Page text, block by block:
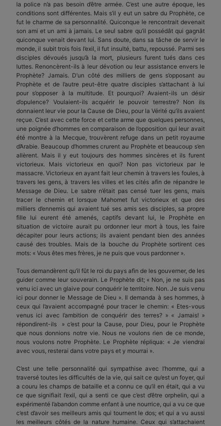
la police n’a pas besoin d’être armée. C’est une autre époque, les
conditions sont différentes. Mais s’il y eut un sabre du Prophète, ce
fut le charme de sa personnalité. Quiconque le rencontrait devenait
son ami et un ami à jamais. Le seul sabre qu’il possédât qui gagnât
quiconque venait devant lui. Sans doute, dans sa tâche de servir le
monde, il subit trois fois l’exil, il fut insulté, battu, repoussé. Parmi ses
disciples dévoués jusqu’à la mort, plusieurs furent tués dans ces
luttes. Renoncèrent-ils à leur dévotion ou leur assistance envers le
Prophète? Jamais. D’un côté des milliers de gens s’opposant au
Prophète et de l’autre peut-être quatre disciples s’attachant à lui
pour s’opposer à la multitude. Et pourquoi? Avaient-ils un désir
d’opulence? Voulaient-ils acquérir le pouvoir terrestre? Non ils
donnaient leur vie pour la Cause de Dieu, pour la Vérité qu’ils avaient
reçue. C’est avec cette force et cette arme que quelques personnes,
une poignée d’hommes en comparaison de l’opposition qui leur avait
été montre à la Mecque, trouvèrent refuge dans un petit royaume
d’Arabie. Beaucoup d’hommes crurent au Prophète et beaucoup s’en
allèrent. Mais il y eut toujours des hommes sincères et ils furent
victorieux. Mais victorieux en quoi? Non pas victorieux par le
massacre. Victorieux en ayant fait leur chemin à travers les foules, à
travers les gens, à travers les villes et les cités afin de répandre le
Message de Dieu. Le sabre n’était pas censé tuer les gens, mais
tracer le chemin et lorsque Mahomet fut victorieux et que des
milliers d’ennemis qui avaient tué ses amis ses disciples, sa propre
fille lui eurent été amenés, captifs devant lui, le Prophète en
situation de victoire aurait pu ordonner leur mort à tous, les faire
décapiter pour leurs actions; ils avaient pendant bien des années
causé des troubles. Mais de la bouche du Prophète sortirent ces
mots: « Vous êtes mes frères, je ne puis que vous pardonner ».
Tous demandèrent qu’il fût le roi du pays afin de les gouverner, de les
guider comme leur souverain. Le Prophète dit; « Non, je ne suis pas
venu ici avec un glaive pour conquérir le territoire. Non. Je suis venu
ici pour donner le Message de Dieu ». Il demanda à ses hommes, à
ceux qui l’avaient accompagné pour tracer le chemin: « Etes-vous
venus ici avec l’ambition de conquérir des terres? » « Jamais! »
répondirent-ils » c’est pour la Cause, pour Dieu, pour le Prophète
que nous donnions notre vie. Nous ne voulons rien de ce monde,
nous voulons notre Prophète. Le Prophète répliqua: « Je viendrai
avec vous, resterai dans votre pays et y mourrai ».
C’est une telle personnalité qui sympathise avec l’homme, qui a
traversé toutes les difficultés de la vie, qui sait ce qu’est un foyer, qui
a couru les champs de bataille et a connu ce qu’il en était, qui a vu
ce que signifiait l’exil, qui a senti ce que c’est d’être orphelin, qui a
expérimenté l’abandon comme enfant à une nourrice, qui a vu ce que
c’est d’avoir ses meilleurs amis qui tournent le dos; et qui a vu aussi
les meilleurs côtés de la nature humaine. Ceux qui s’attachaient